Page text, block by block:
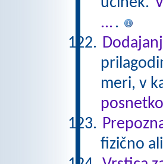
....
meri, v
fizično